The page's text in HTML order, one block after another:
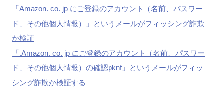
「Amazon. co. jp にご登録のアカウント（名前、パスワー
ド、その他個人情報）」というメールがフィッシング詐欺
か検証
「.Amazon. co. jp にご登録のアカウント（名前、パスワー
ド、その他個人情報）の確認pknf」というメールがフィッ
シング詐欺か検証する